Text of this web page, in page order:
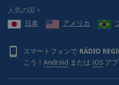
dialog
window.
人気の国々
日本
アメリカ
スマートフォンで RÁDIO
こう！ Android または iOS ア